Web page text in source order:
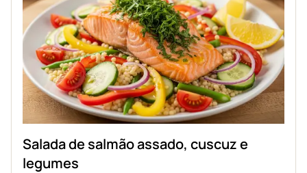
Salada de salmão assado, cuscuz e
legumes